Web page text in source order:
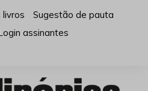
livros
Sugestão de pauta
assinantes